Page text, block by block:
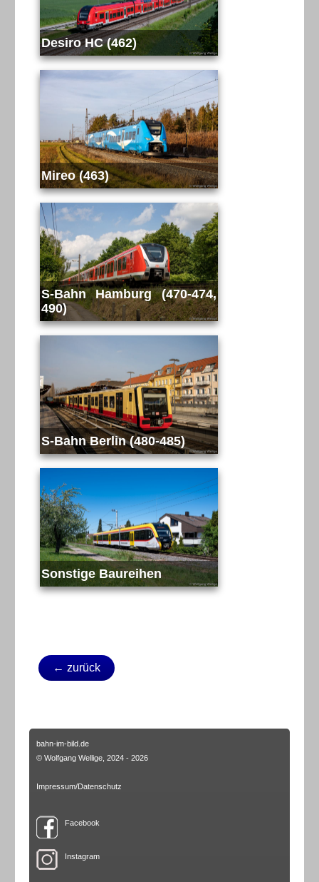
Desiro HC (462)
Mireo (463)
S-Bahn Hamburg (470-474,
490)
S-Bahn Berlin (480-485)
Sonstige Baureihen
← zurück
bahn-im-bild.de
© Wolfgang Wellige, 2024 - 2026
Impressum/Datenschutz
Facebook
Instagram